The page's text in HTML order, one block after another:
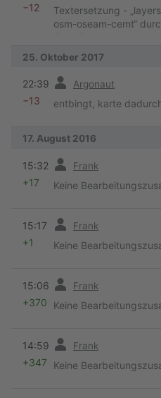
−12
Textersetzung -
osm-oseam-cemt“
25. Oktober 2017
22:39 Argonaut
−13 entbingt, karte
17. August 2016
15:32 Frank
+17 Keine
15:17 Frank
+1 Keine
15:06 Frank
+370 Keine
14:59 Frank
+347 Keine